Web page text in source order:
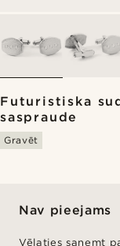
Futuristiska
saspraude
Gravēt
Nav pieejams
Vēlaties saņemt